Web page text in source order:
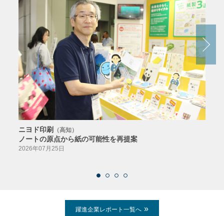
ニヨド印刷 （高知）
ノートの原点から紙の可能性を再提案
2026年07月25日
躍進企業レポート一覧へ